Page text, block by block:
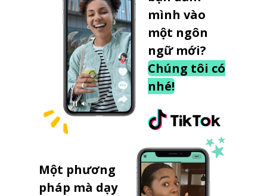
mình vào
một ngôn
ngữ mới?
Chúng tôi có
nhé!
Một phương
pháp mà dạy